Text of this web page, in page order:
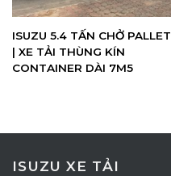
ISUZU 5.4 TẤN CHỞ PALLET
| XE TẢI THÙNG KÍN
CONTAINER DÀI 7M5
ISUZU XE TẢI